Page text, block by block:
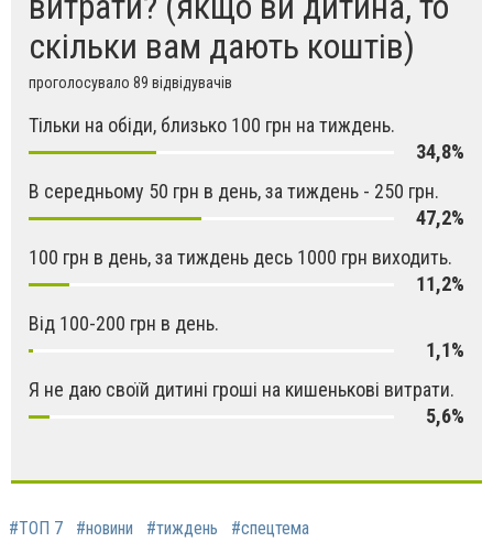
скільки вам дають коштів)
проголосувало 89 відвідувачів
Тільки на обіди, близько 100 грн на тиждень.
34,8%
В середньому 50 грн в день, за тиждень - 250 грн.
47,2%
100 грн в день, за тиждень десь 1000 грн виходить.
11,2%
Від 100-200 грн в день.
1,1%
Я не даю своїй дитині гроші на кишенькові витрати.
5,6%
#ТОП 7 #новини #тиждень #спецтема